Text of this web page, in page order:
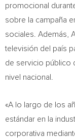
promocional
sobre la campaña
sociales. Además,
televisión del país
de servicio público
nivel nacional.
«A lo largo de los
estándar en la
corporativa